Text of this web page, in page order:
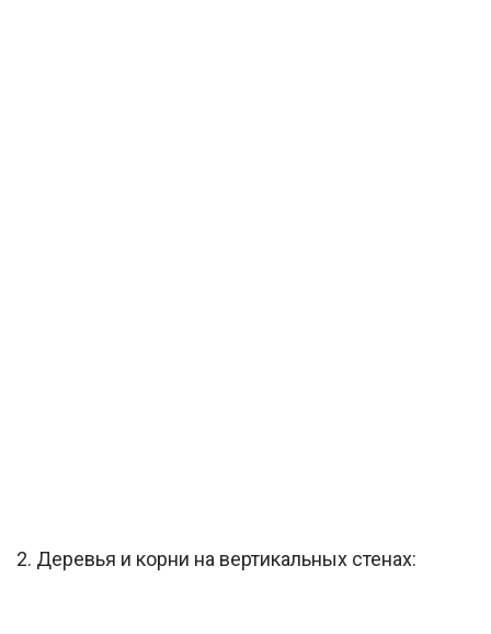
2. Деревья и корни на вертикальных стенах: